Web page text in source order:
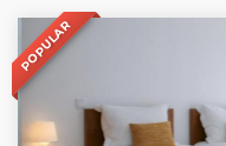
POPULAR